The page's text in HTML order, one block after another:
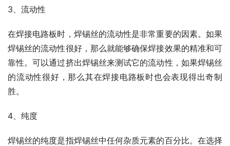
3、流动性
在焊接电路板时，焊锡丝的流动性是非常重要的因素。如果
焊锡丝的流动性很好，那么就能够确保焊接效果的精准和可
靠性。可以通过挤出焊锡丝来测试它的流动性，如果焊锡丝
的流动性很好，那么其在焊接电路板时也会表现得出奇制
胜。
4、纯度
焊锡丝的纯度是指焊锡丝中任何杂质元素的百分比。在选择